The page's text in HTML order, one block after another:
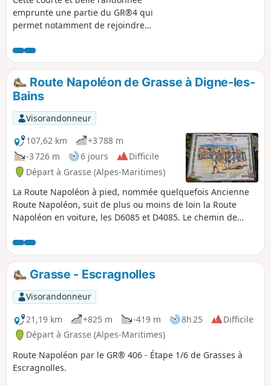
emprunte une partie du GR®4 qui
permet notamment de rejoindre
une portion du circuit de la Malle, vous
pourrez par temps clair avoir une
superbe vue sur toute la baie de
Cannes.Route Napoléon de Grasse à Digne-les-
Bains
Visorandonneur
107,62 km
+3 788 m
-3 726 m
6 jours
Difficile
Départ à Grasse (Alpes-Maritimes)
La Route Napoléon à pied, nommée quelquefois Ancienne
Route Napoléon, suit de plus ou moins de loin la Route
Napoléon en voiture, les D6085 et D4085. Le chemin de
circuit est très bien balisé par deux traits horizontaux
Rouge et Blanc. Il se situe essentiellement en plein nature
et traverse de très beaux paysages.
Grasse - Escragnolles
Visorandonneur
21,19 km
+825 m -419 m 8h 25
Difficile
Départ à Grasse (Alpes-Maritimes)
Route Napoléon par le GR® 406 - Étape 1/6 de Grasses à
Escragnolles.